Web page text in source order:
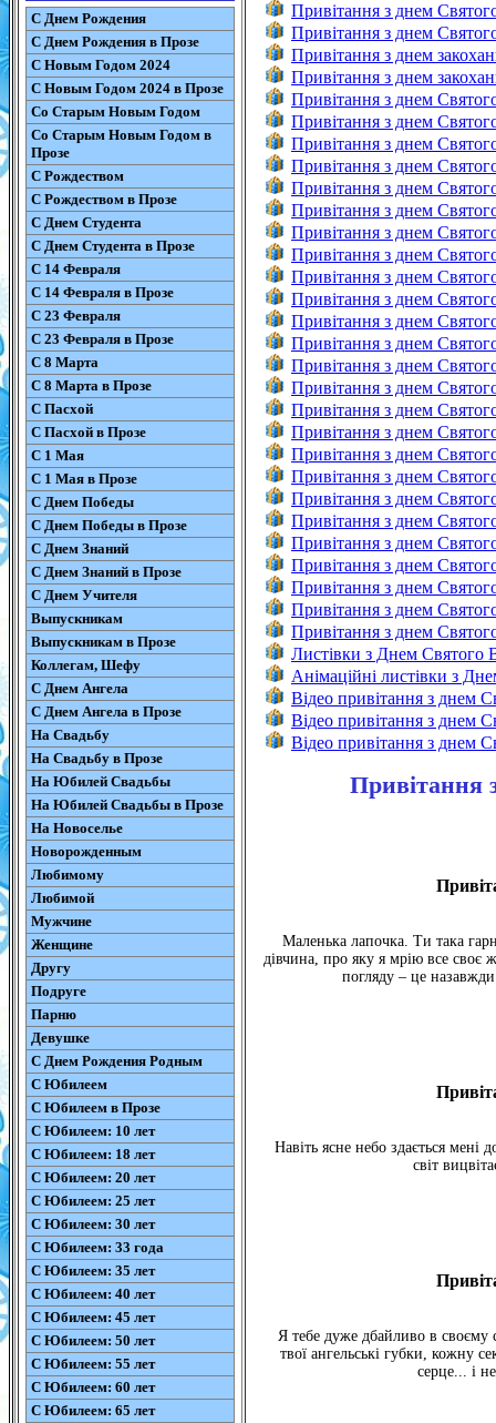
С Днем Рождения
С Днем Рождения в Прозе
С Новым Годом 2024
С Новым Годом 2024 в Прозе
Со Старым Новым Годом
Со Старым Новым Годом в
Прозе
С Рождеством
С Рождеством в Прозе
С Днем Студента
С Днем Студента в Прозе
С 14 Февраля
С 14 Февраля в Прозе
С 23 Февраля
С 23 Февраля в Прозе
С 8 Марта
С 8 Марта в Прозе
С Пасхой
С Пасхой в Прозе
С 1 Мая
С 1 Мая в Прозе
С Днем Победы
С Днем Победы в Прозе
С Днем Знаний
С Днем Знаний в Прозе
С Днем Учителя
Выпускникам
Выпускникам в Прозе
Коллегам, Шефу
С Днем Ангела
С Днем Ангела в Прозе
На Свадьбу
На Свадьбу в Прозе
На Юбилей Свадьбы
На Юбилей Свадьбы в Прозе
На Новоселье
Новорожденным
Любимому
Любимой
Мужчине
Женщине
Другу
Подруге
Парню
Девушке
С Днем Рождения Родным
С Юбилеем
С Юбилеем в Прозе
С Юбилеем: 10 лет
С Юбилеем: 18 лет
С Юбилеем: 20 лет
С Юбилеем: 25 лет
С Юбилеем: 30 лет
С Юбилеем: 33 года
С Юбилеем: 35 лет
С Юбилеем: 40 лет
С Юбилеем: 45 лет
С Юбилеем: 50 лет
С Юбилеем: 55 лет
С Юбилеем: 60 лет
С Юбилеем: 65 лет
Привітання з днем
Привітання з днем
Привітання з днем
Привітання з днем
Привітання з днем
Привітання з днем
Привітання з днем
Привітання з днем
Привітання з днем
Привітання з днем
Привітання з днем
Привітання з днем
Привітання з днем
Привітання з днем
Привітання з днем
Привітання з днем
Привітання з днем
Привітання з днем
Привітання з днем
Привітання з днем
Привітання з днем
Привітання з днем
Привітання з днем
Привітання з днем
Привітання з днем
Привітання з днем
Привітання з днем
Привітання з днем
Привітання з днем
Листівки з Днем Святого
Анімаційні листівки з
Відео привітання з днем
Відео привітання з днем
Відео привітання з днем
Привітання
Маленька лапочка. Ти така
дівчина, про яку я мрію все своє
погляду – це
Навіть ясне небо здається
світ
Я тебе дуже дбайливо в своєму
твої ангельські губки, кожну
серце... і